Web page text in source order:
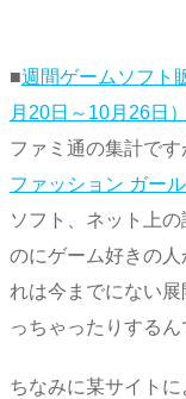
■週間ゲームソフト
月20日～10月26日）
ファミ通の集計で
ファッション ガール
ソフト、ネット上
のにゲーム好きの
れは今までにない
っちゃったりするん
ちなみに某サイト